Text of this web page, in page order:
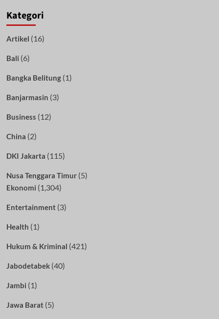
Kategori
Artikel (16)
Bali (6)
Bangka Belitung(1)
Banjarmasin (3)
Business (12)
China (2)
DKI Jakarta (115)
Nusa Tenggara Timur(5)
Ekonomi (1,304)
Entertainment(3)
Health (1)
Hukum & Kriminal (421)
Jabodetabek(40)
Jambi (1)
Jawa Barat(5)